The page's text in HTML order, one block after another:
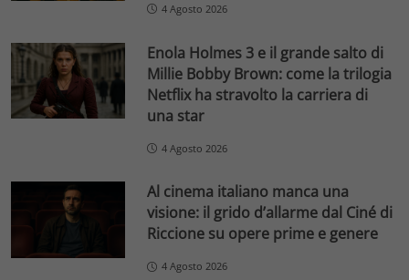
4 Agosto 2026
Enola Holmes 3 e il grande salto di
Millie Bobby Brown: come la trilogia
Netflix ha stravolto la carriera di
una star
4 Agosto 2026
Al cinema italiano manca una
visione: il grido d’allarme dal Ciné di
Riccione su opere prime e genere
4 Agosto 2026